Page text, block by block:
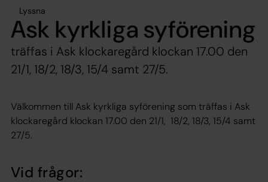
Lyssna
Ask kyrkliga syförening
träffas i Ask klockaregård klockan 17.00 den
21/1, 18/2, 18/3, 15/4 samt 27/5.
Välkommen till Ask kyrkliga syförening som träffas i Ask
klockaregård klockan 17.00 den 21/1, 18/2, 18/3, 15/4 samt
27/5.
Vid frågor: